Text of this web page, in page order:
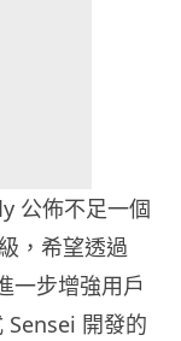
公佈不足一個
，希望透過
一步增強用戶
Sensei 開發的